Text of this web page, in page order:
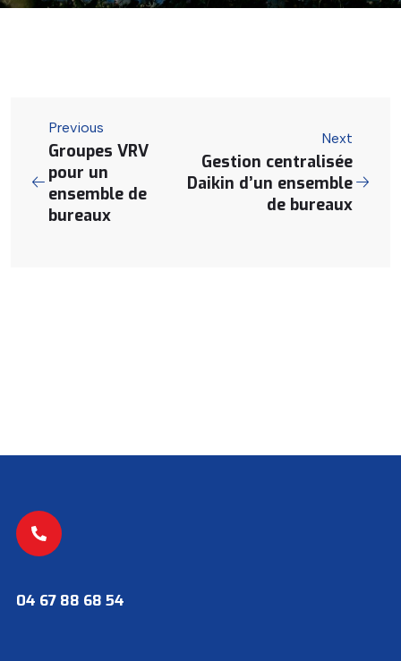
Previous
Groupes VRV
pour un
ensemble de
bureaux
Next
Gestion centralisée
Daikin d’un ensemble
de bureaux
04 67 88 68 54